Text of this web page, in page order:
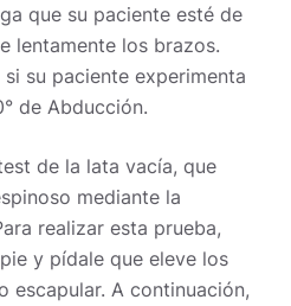
que su paciente esté de
lentamente los brazos.
su paciente experimenta
de Abducción.
de la lata vacía, que
mediante la
realizar esta prueba,
y pídale que eleve los
escapular. A continuación,